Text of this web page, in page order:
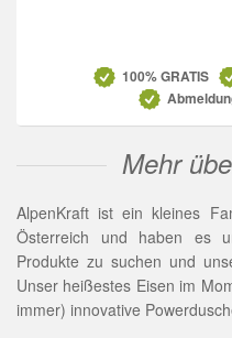
100% GRATIS
Mehr
AlpenKraft ist ein kleines
Österreich und haben es
Produkte zu suchen und
Unser heißestes Eisen im
immer) innovative